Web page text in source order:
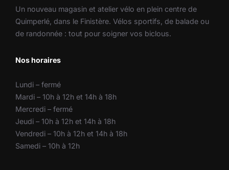
Un nouveau magasin et atelier vélo en plein centre de
Quimperlé, dans le Finistère. Vélos sportifs, de balade ou
de randonnée : tout pour soigner vos biclous.
Nos horaires
Lundi – fermé
Mardi – 10h à 12h et 14h à 18h
Mercredi – fermé
Jeudi – 10h à 12h et 14h à 18h
Vendredi – 10h à 12h et 14h à 18h
Samedi – 10h à 12h